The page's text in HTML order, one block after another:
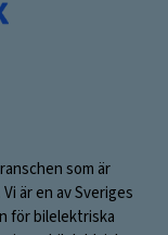
som är
är en av Sveriges
för bilelektriska